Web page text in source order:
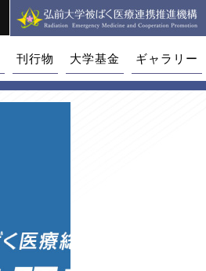
刊行物 大学基金 ギャラリー